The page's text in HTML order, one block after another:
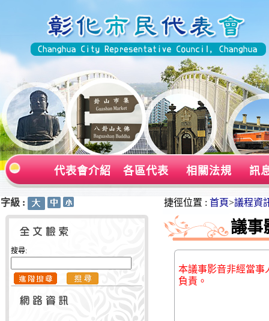
代表會介紹 各區代表 相關法規 訊
字級 :
搜尋:
捷徑位置 : 首頁>議程資
議事
本議事影音非經當事
負責。